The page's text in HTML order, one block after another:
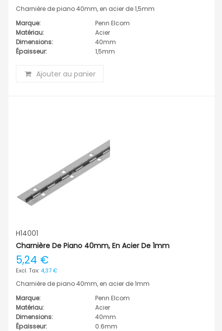
Charnière de piano 40mm, en acier de 1,5mm
Marque:
Penn Elcom
Matériau:
Acier
Dimensions:
40mm
Épaisseur:
1,5mm
Ajouter au panier
H14001
Charnière De Piano 40mm, En Acier De 1mm
5,24 €
4,37 €
Charnière de piano 40mm, en acier de 1mm
Marque:
Penn Elcom
Matériau:
Acier
Dimensions:
40mm
Épaisseur:
0.6mm